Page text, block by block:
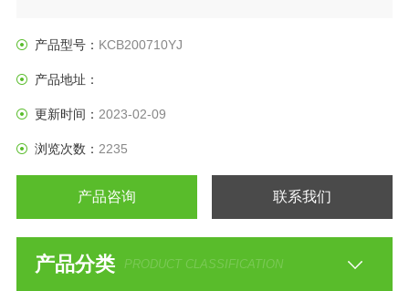
产品型号： KCB200710YJ
产品地址：
更新时间： 2023-02-09
浏览次数： 2235
产品咨询 联系我们
产品分类 PRODUCT CLASSIFICATION